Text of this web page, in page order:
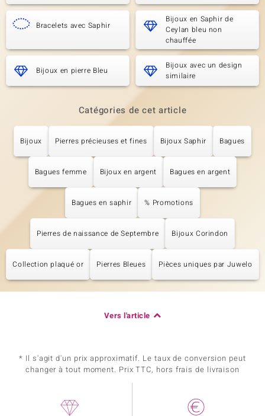
Bracelets avec Saphir
Bijoux en Saphir de
Ceylan bleu non
chauffée
Bijoux en pierre Bleu
Bijoux avec un design
similaire
Catégories de cet article
Bijoux Pierres précieuses et fines Bijoux Saphir Bagues
Bagues femme Bijoux en argent Bagues en argent
Bagues en saphir % Promotions
Pierres de naissance de Septembre Bijoux Corindon
Collection plaqué or Pierres Bleues Pièces uniques par Juwelo
Vers l'article
* Il s'agit d'un prix approximatif. Le taux de conversion peut
changer à tout moment. Prix TTC, hors frais de livraison